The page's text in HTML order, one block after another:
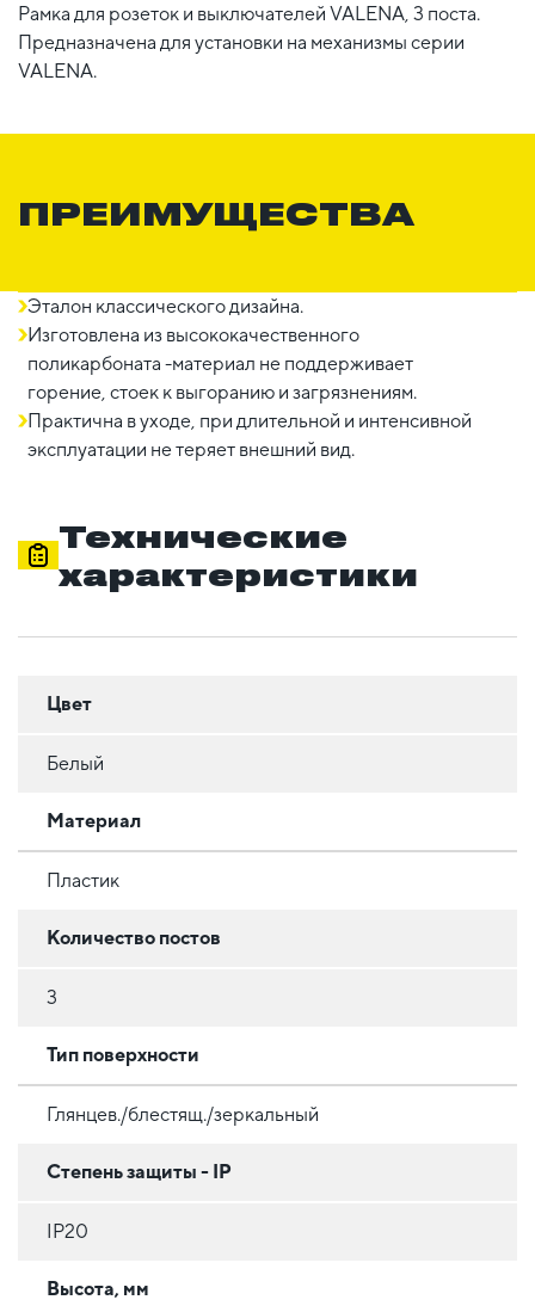
Рамка для розеток и выключателей VALENA, 3 поста.
Предназначена для установки на механизмы серии
VALENA.
ПРЕИМУЩЕСТВА
Эталон классического дизайна.
Изготовлена из высококачественного
поликарбоната -материал не поддерживает
горение, стоек к выгоранию и загрязнениям.
Практична в уходе, при длительной и интенсивной
эксплуатации не теряет внешний вид.
Технические
характеристики
Цвет
Белый
Материал
Пластик
Количество постов
3
Тип поверхности
Глянцев./блестящ./зеркальный
Степень защиты - IP
IP20
Высота, мм